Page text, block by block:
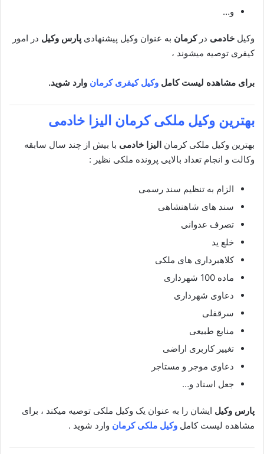
و…
وکیل خادمی در کرمان به عنوان وکیل پیشنهادی پارس وکیل در امور
کیفری توصیه میشوند ،
برای مشاهده لیست کامل وکیل کیفری کرمان وارد شوید.
بهترین وکیل ملکیکرمان الیزا خادمی
بهترین وکیل ملکی کرمان الیزا خادمی با بیش از چند سال سابقه
وکالت و انجام تعداد بالایی پرونده ملکی نظیر :
الزام به تنظیم سند رسمی
سند های شاهنشاهی
تصرف عدوانی
خلع ید
کلاهبرداری های ملکی
ماده 100 شهرداری
دعاوی شهرداری
سرقفلی
منابع طبیعی
تغییر کاربری اراضی
دعاوی موجر و مستاجر
جعل اسناد و…
پارس وکیل ایشان را به عنوان یک وکیل ملکی توصیه میکند ، برای
مشاهده لیست کامل وکیل ملکی کرمان وارد شوید .